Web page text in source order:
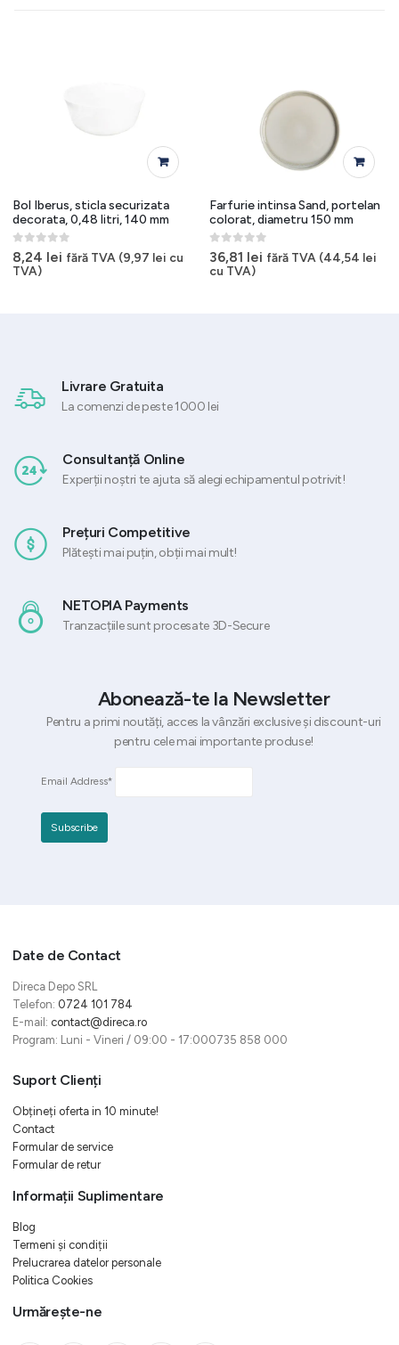
Bol Iberus, sticla securizata
decorata, 0,48 litri, 140 mm
0out of 5
8,24 lei fără TVA (9,97 lei cu
TVA)
Farfurie intinsa Sand, portelan
colorat, diametru 150 mm
0out of 5
36,81 lei fără TVA (44,54 lei
cu TVA)
Livrare Gratuita
La comenzi de peste 1000 lei
Consultanță Online
Experții noștri te ajuta să alegi echipamentul potrivit!
Prețuri Competitive
Plătești mai puțin, obții mai mult!
NETOPIA Payments
Tranzacțiile sunt procesate 3D-Secure
Abonează-te la Newsletter
Pentru a primi noutăți, acces la vânzări exclusive și discount-uri
pentru cele mai importante produse!
Email Address*
Date de Contact
Direca Depo SRL
Telefon: 0724 101 784
E-mail: contact@direca.ro
Program: Luni - Vineri / 09:00 - 17:000735 858 000
Suport Clienți
Obțineți oferta in 10 minute!
Contact
Formular de service
Formular de retur
Informații Suplimentare
Blog
Termeni și condiții
Prelucrarea datelor personale
Politica Cookies
Urmărește-ne